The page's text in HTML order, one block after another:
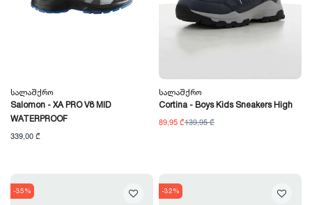
Სალაშქრო
Salomon - XA PRO V8 MID
WATERPROOF
339,00 ₾
Სალაშქრო
Cortina - Boys Kids Sneakers High
89,95 ₾139,95 ₾
-35% -32%